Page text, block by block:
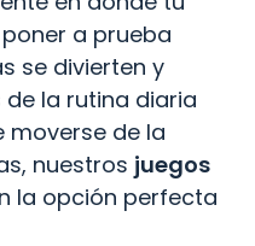
a prueba
se divierten y
la rutina diaria
moverse de la
nuestros juegos
la opción perfecta